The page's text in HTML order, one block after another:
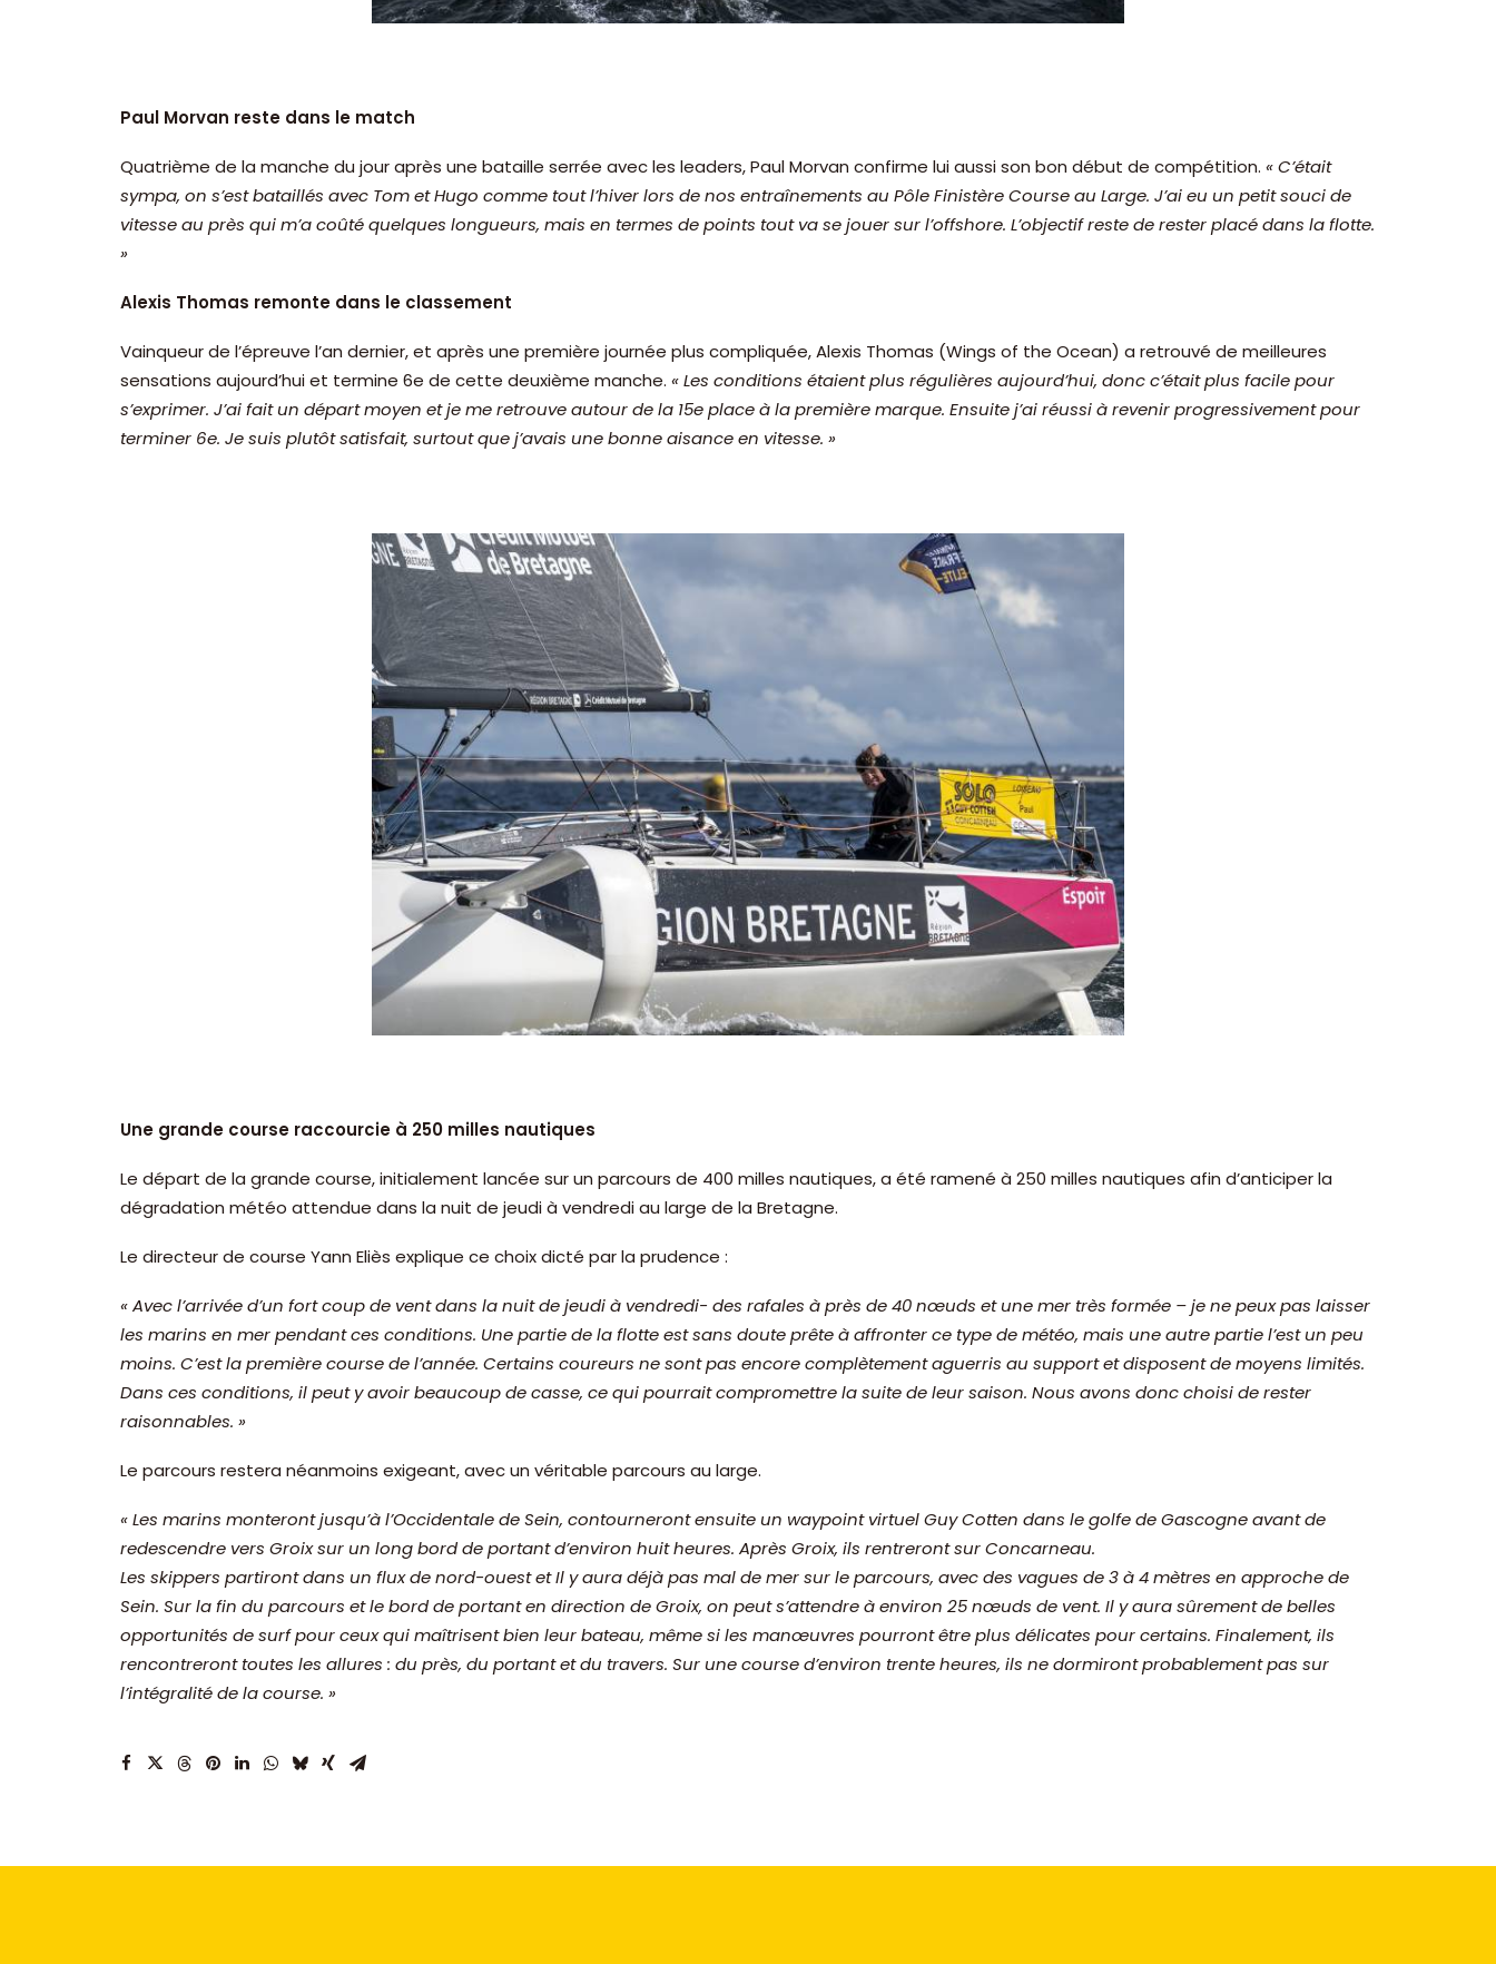
Paul Morvan reste dans le match
Quatrième de la manche du jour après une bataille serrée avec les leaders, Paul Morvan confirme lui aussi son bon début de compétition. « C’était
sympa, on s’est bataillés avec Tom et Hugo comme tout l’hiver lors de nos entraînements au Pôle Finistère Course au Large. J’ai eu un petit souci de
vitesse au près qui m’a coûté quelques longueurs, mais en termes de points tout va se jouer sur l’offshore. L’objectif reste de rester placé dans la flotte.
»
Alexis Thomas remonte dans le classement
Vainqueur de l’épreuve l’an dernier, et après une première journée plus compliquée, Alexis Thomas (Wings of the Ocean) a retrouvé de meilleures
sensations aujourd’hui et termine 6e de cette deuxième manche. « Les conditions étaient plus régulières aujourd’hui, donc c’était plus facile pour
s’exprimer. J’ai fait un départ moyen et je me retrouve autour de la 15e place à la première marque. Ensuite j’ai réussi à revenir progressivement pour
terminer 6e. Je suis plutôt satisfait, surtout que j’avais une bonne aisance en vitesse. »
Une grande course raccourcie à 250 milles nautiques
Le départ de la grande course, initialement lancée sur un parcours de 400 milles nautiques, a été ramené à 250 milles nautiques afin d’anticiper la
dégradation météo attendue dans la nuit de jeudi à vendredi au large de la Bretagne.
Le directeur de course Yann Eliès explique ce choix dicté par la prudence :
« Avec l’arrivée d’un fort coup de vent dans la nuit de jeudi à vendredi- des rafales à près de 40 nœuds et une mer très formée – je ne peux pas laisser
les marins en mer pendant ces conditions. Une partie de la flotte est sans doute prête à affronter ce type de météo, mais une autre partie l’est un peu
moins. C’est la première course de l’année. Certains coureurs ne sont pas encore complètement aguerris au support et disposent de moyens limités.
Dans ces conditions, il peut y avoir beaucoup de casse, ce qui pourrait compromettre la suite de leur saison. Nous avons donc choisi de rester
raisonnables. »
Le parcours restera néanmoins exigeant, avec un véritable parcours au large.
« Les marins monteront jusqu’à l’Occidentale de Sein, contourneront ensuite un waypoint virtuel Guy Cotten dans le golfe de Gascogne avant de
redescendre vers Groix sur un long bord de portant d’environ huit heures. Après Groix, ils rentreront sur Concarneau.
Les skippers partiront dans un flux de nord-ouest et Il y aura déjà pas mal de mer sur le parcours, avec des vagues de 3 à 4 mètres en approche de
Sein. Sur la fin du parcours et le bord de portant en direction de Groix, on peut s’attendre à environ 25 nœuds de vent. Il y aura sûrement de belles
opportunités de surf pour ceux qui maîtrisent bien leur bateau, même si les manœuvres pourront être plus délicates pour certains. Finalement, ils
rencontreront toutes les allures : du près, du portant et du travers. Sur une course d’environ trente heures, ils ne dormiront probablement pas sur
l’intégralité de la course. »